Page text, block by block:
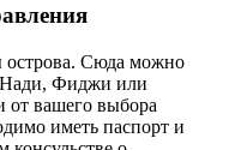
острова. Сюда можно
Нади, Фиджи или
от вашего выбора
иметь паспорт и